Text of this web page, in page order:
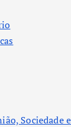
Sociedade